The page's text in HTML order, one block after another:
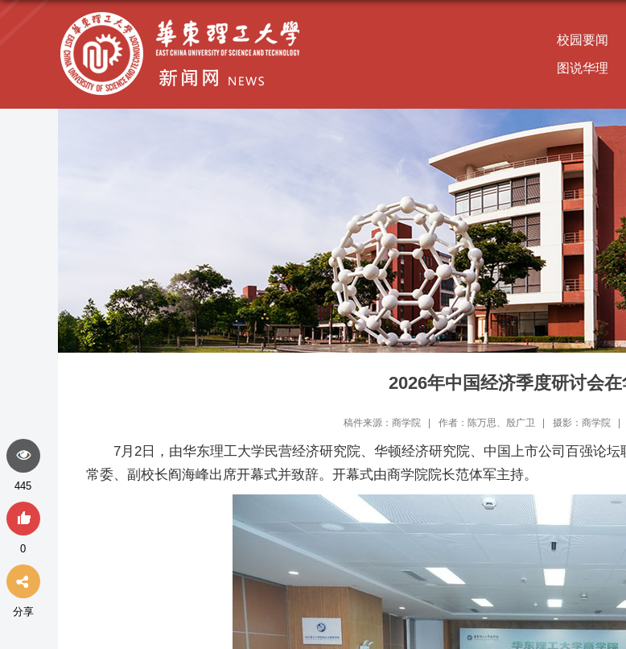
校园要闻
图说华理
2026年中国经济季度研讨会
稿件来源：商学院 | 作者：陈万思、殷广卫 | 摄影：商学院 |
7月2日，由华东理工大学民营经济研究院、华顿经济研究院、中国上市公司百强论
常委、副校长阎海峰出席开幕式并致辞。开幕式由商学院院长范体军主持。
445
0
分享